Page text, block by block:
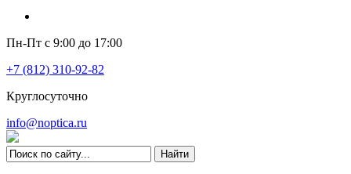
Пн-Пт с 9:00 до 17:00
+7 (812) 310-92-82
Круглосуточно
info@noptica.ru